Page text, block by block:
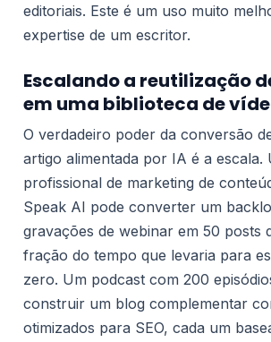
editoriais. Este é um uso muito
expertise de um escritor.
Escalando a reutilização
em uma biblioteca de
O verdadeiro poder da conversão
artigo alimentada por IA é a escala.
profissional de marketing de
Speak AI pode converter um
gravações de webinar em 50 posts
fração do tempo que levaria para
zero. Um podcast com 200
construir um blog complementar
otimizados para SEO, cada um